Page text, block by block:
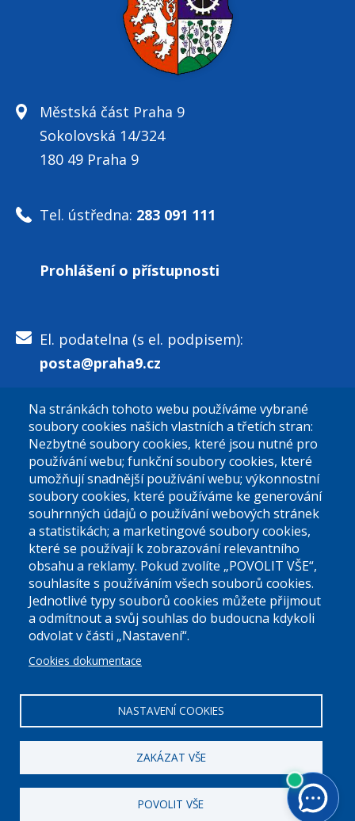
Městská část Praha 9
Sokolovská 14/324
180 49 Praha 9
Tel. ústředna: 283 091 111
Prohlášení o přístupnosti
El. podatelna (s el. podpisem):
posta@praha9.cz
El. podatelna (bez el. podpisu):
podatelna@praha9.cz
Úřední dny:
Po a St: 08.00-12.00; 13.00-18.00
Úřední hodiny
00063894DIČ:CZ00063894
Na stránkách tohoto webu používáme vybrané
soubory cookies našich vlastních a třetích stran:
Nezbytné soubory cookies, které jsou nutné pro
používání webu; funkční soubory cookies, které
umožňují snadnější používání webu; výkonnostní
soubory cookies, které používáme ke generování
souhrnných údajů o používání webových stránek
a statistikách; a marketingové soubory cookies,
které se používají k zobrazování relevantního
obsahu a reklamy. Pokud zvolíte „POVOLIT VŠE“,
souhlasíte s používáním všech souborů cookies.
Jednotlivé typy souborů cookies můžete přijmout
a odmítnout a svůj souhlas do budoucna kdykoli
odvolat v části „Nastavení“.
Cookies dokumentace
NASTAVENÍ COOKIES
ZAKÁZAT VŠE
POVOLIT VŠE